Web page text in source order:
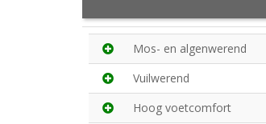
Mos- en algenwerend
Vuilwerend
Hoog voetcomfort